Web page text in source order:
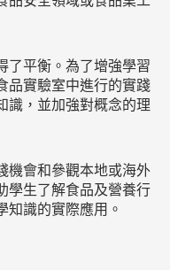
了平衡。為了增強學習
品實驗室中進行的實踐
識，並加強對概念的理
機會和參觀本地或海外
學生了解食品及營養行
知識的實際應用。